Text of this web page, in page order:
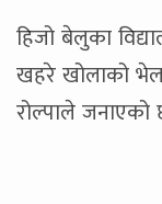
हिजो बेलुका
खहरे खोलाको
रोल्पाले जनाएको